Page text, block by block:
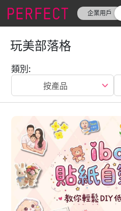
企業用戶
玩美部落格
類別 :
按產品